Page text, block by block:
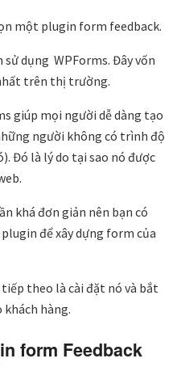
một plugin form feedback.
dụng WPForms. Đây vốn
trên thị trường.
giúp mọi người dễ dàng tạo
người không có trình độ
Đó là lý do tại sao nó được
khá đơn giản nên bạn có
để xây dựng form của
theo là cài đặt nó và bắt
hàng.
form Feedback